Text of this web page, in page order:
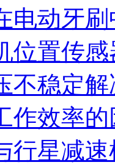
电动牙
位置传
不稳定
作效率
行星减